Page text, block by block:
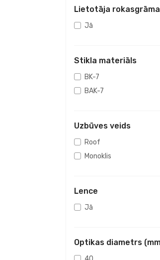
Lietotāja
Jā
Stikla materiāls
BK-7
BAK-7
Uzbūves veids
Roof
Monoklis
Lence
Jā
Optikas diametrs